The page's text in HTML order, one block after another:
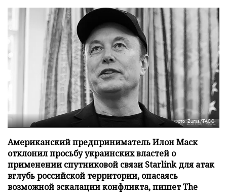
Фото: Zuma/ТАСС
Американский предприниматель Илон Маск
отклонил просьбу украинских властей о
применении спутниковой связи Starlink для атак
вглубь российской территории, опасаясь
возможной эскалации конфликта, пишет The